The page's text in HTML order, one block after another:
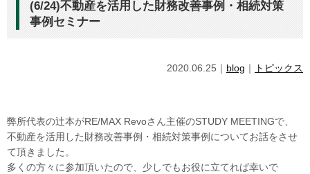
(6/24)不動産を活用した財務改善事例・相続対策
事例セミナー
2020.06.25｜ blog ｜ トピックス
弊所代表の辻本がRE/MAX Revoさん主催のSTUDY MEETINGで、
不動産を活用した財務改善事例・相続対策事例についてお話をさせ
て頂きました。
多くの方々に参加頂いたので、少しでもお役に立てれば幸いで